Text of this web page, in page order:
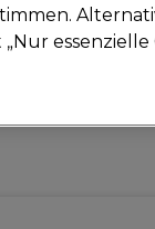
Elektrogeräte
essenzielle